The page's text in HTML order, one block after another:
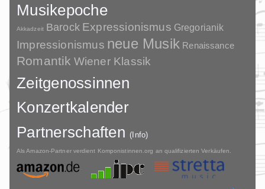
Musikepoche
Akkadzeit Barock Expressionismus Gregorianik
Impressionismus neue Musik Renaissance
Romantik Wiener Klassik
Zeitgenossinnen
Konzertkalender
Partnerschaften(Info)
Als Amazon-Partner verdient Komponistinnen.org an qualifizierten Verkäufen.